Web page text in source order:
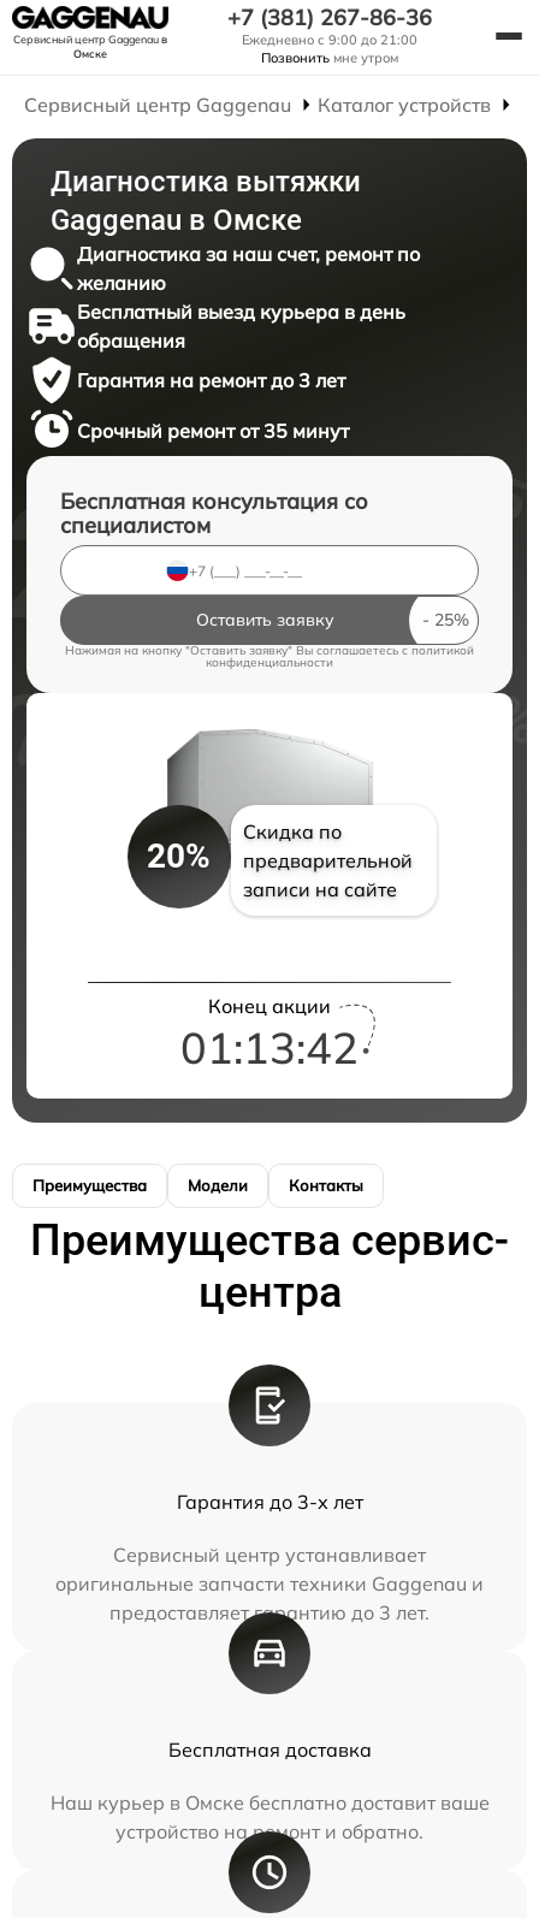
Сервисный центр Gaggenauв
Омске
+7 (381) 267-86-36
Ежедневно с 9:00 до 21:00
Позвонить мне утром
Сервисный центр Gaggenau Каталог устройств
Диагностика вытяжки
Gaggenau в Омске
Диагностика за наш счет, ремонт по
желанию
Бесплатный выезд курьера в день
обращения
Гарантия на ремонт до 3 лет
Срочный ремонт от 35 минут
Бесплатная консультация со
специалистом
Оставить заявку
Нажимая на кнопку "Оставить заявку" Вы соглашаетесь cполитикой
конфиденциальности
20%
Скидка по
предварительной
записи на сайте
Конец акции
01:13:42
Преимущества Модели Контакты
Преимущества сервис-
центра
Гарантия до 3-х лет
Сервисный центр устанавливает
оригинальные запчасти техники Gaggenau и
предоставляет гарантию до 3 лет.
Бесплатная доставка
Наш курьер в Омске бесплатно доставит ваше
устройство на ремонт и обратно.